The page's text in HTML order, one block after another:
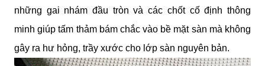
những gai nhám đầu tròn và các chốt cố định thông
minh giúp tấm thảm bám chắc vào bề mặt sàn mà không
gây ra hư hỏng, trầy xước cho lớp sàn nguyên bản.